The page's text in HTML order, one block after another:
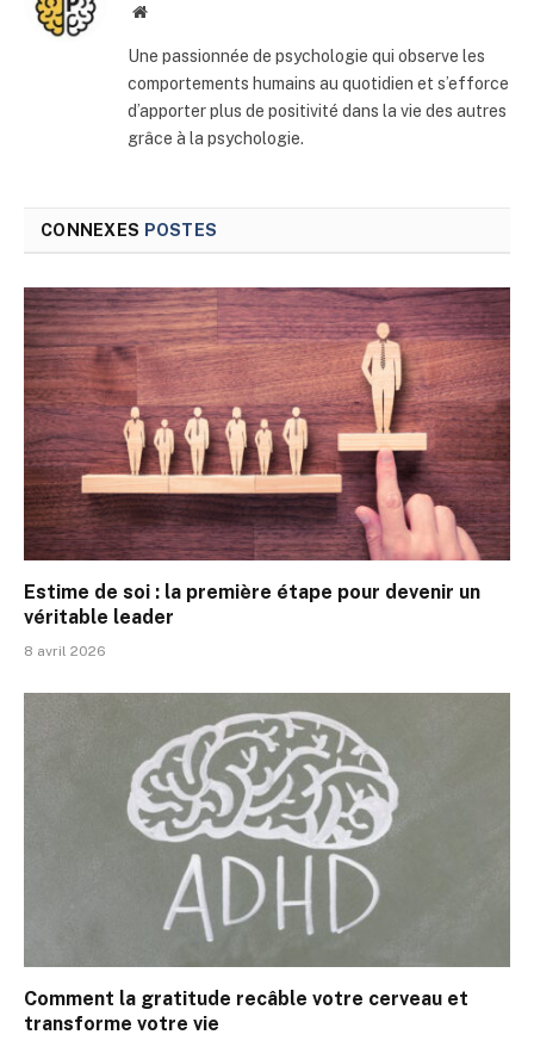
Site
Une passionnée de psychologie qui observe les
comportements humains au quotidien et s’efforce
d’apporter plus de positivité dans la vie des autres
grâce à la psychologie.
CONNEXES POSTES
Estime de soi : la première étape pour devenir un
véritable leader
8 avril 2026
Comment la gratitude recâble votre cerveau et
transforme votre vie